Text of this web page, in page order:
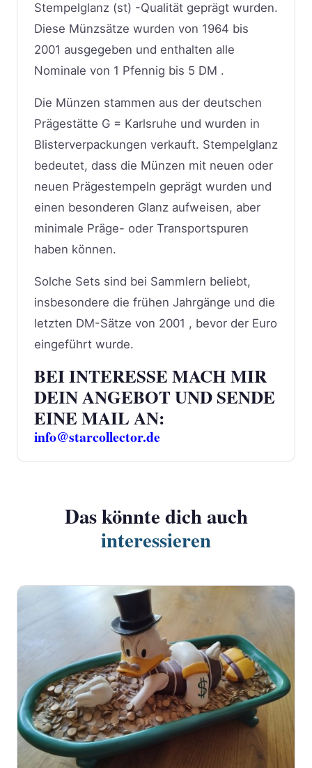
Stempelglanz (st) -Qualität geprägt wurden.
Diese Münzsätze wurden von 1964 bis
2001 ausgegeben und enthalten alle
Nominale von 1 Pfennig bis 5 DM .
Die Münzen stammen aus der deutschen
Prägestätte G = Karlsruhe und wurden in
Blisterverpackungen verkauft. Stempelglanz
bedeutet, dass die Münzen mit neuen oder
neuen Prägestempeln geprägt wurden und
einen besonderen Glanz aufweisen, aber
minimale Präge- oder Transportspuren
haben können.
Solche Sets sind bei Sammlern beliebt,
insbesondere die frühen Jahrgänge und die
letzten DM-Sätze von 2001 , bevor der Euro
eingeführt wurde.
BEI INTERESSE MACH MIR
DEIN ANGEBOT UND SENDE
EINE MAIL AN:
info@starcollector.de
Das könnte dich auch
interessieren